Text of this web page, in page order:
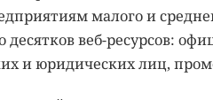
малого и
десятков веб-ресурсов:
и юридических лиц,